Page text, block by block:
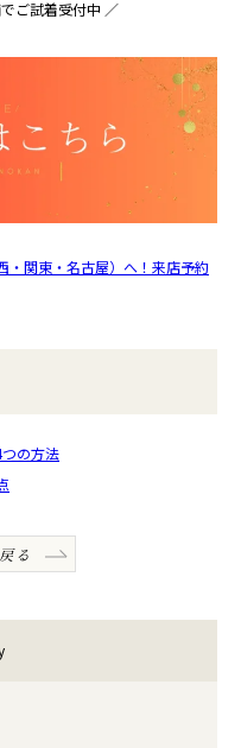
ご試着受付中 ／
・関東・名古屋）へ！来店予約
の方法
る